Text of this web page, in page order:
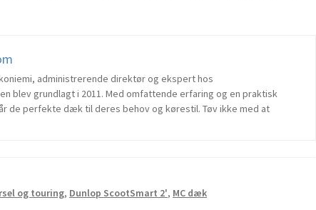
administrerende direktør og ekspert hos
blev grundlagt i 2011. Med omfattende erfaring og en praktisk
de perfekte dæk til deres behov og kørestil. Tøv ikke med at
og touring, Dunlop ScootSmart 2', MC dæk